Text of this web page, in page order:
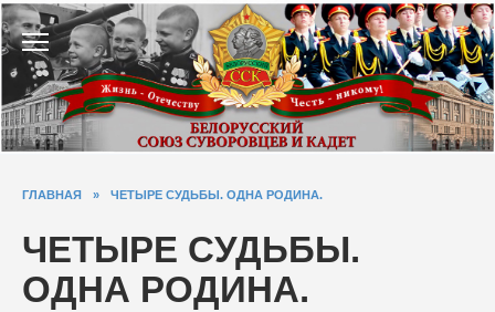
Перейти
к
содержанию
ГЛАВНАЯ » ЧЕТЫРЕ СУДЬБЫ. ОДНА РОДИНА.
ЧЕТЫРЕ СУДЬБЫ.
ОДНА РОДИНА.